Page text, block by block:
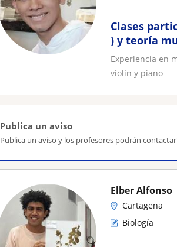
Clases
) y teoría
Experiencia en
violín y piano
Publica un aviso
Publica un aviso y los profesores podrán
Elber Alfonso
Cartagena
Biología